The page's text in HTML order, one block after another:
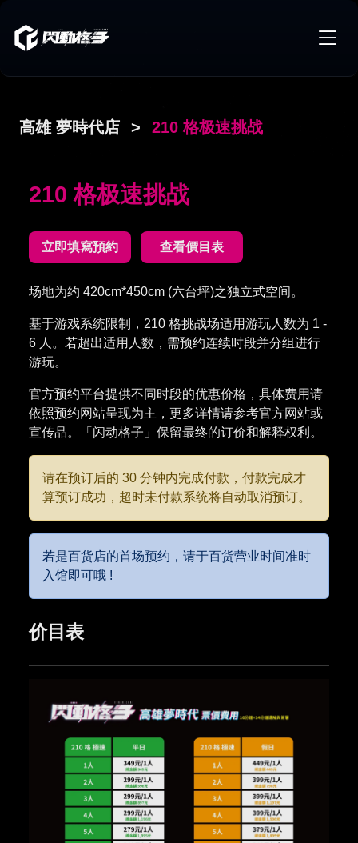
高雄 夢時代店 > 210 格极速挑战
210 格极速挑战
立即填寫預約 查看價目表
场地为约 420cm*450cm (六台坪)之独立式空间。
基于游戏系统限制，210 格挑战场适用游玩人数为 1 -
6 人。若超出适用人数，需预约连续时段并分组进行
游玩。
官方预约平台提供不同时段的优惠价格，具体费用请
依照预约网站呈现为主，更多详情请参考官方网站或
宣传品。「闪动格子」保留最终的订价和解释权利。
请在预订后的 30 分钟内完成付款，付款完成才
算预订成功，超时未付款系统将自动取消预订。
若是百货店的首场预约，请于百货营业时间准时
入馆即可哦 !
价目表